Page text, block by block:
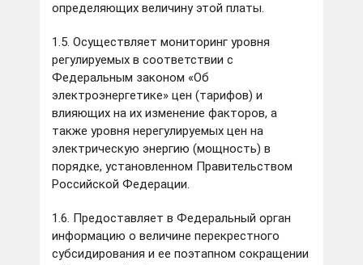
определяющих величину этой платы.
1.5. Осуществляет мониторинг уровня
регулируемых в соответствии с
Федеральным законом «Об
электроэнергетике» цен (тарифов) и
влияющих на их изменение факторов, а
также уровня нерегулируемых цен на
электрическую энергию (мощность) в
порядке, установленном Правительством
Российской Федерации.
1.6. Предоставляет в Федеральный орган
информацию о величине перекрестного
субсидирования и ее поэтапном сокращении